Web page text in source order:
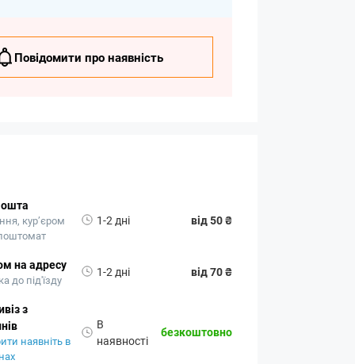
Повідомити про наявність
кур’єром
1-2 дні від 50 ₴
на адресу
до під'їзду
1-2 дні від 70 ₴
з
наявніть в
В
наявності
безкоштовно